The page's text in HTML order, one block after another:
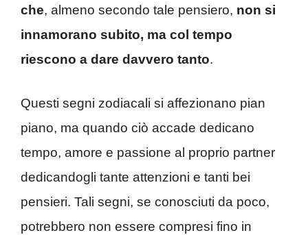
che, almeno secondo tale pensiero, non si
innamorano subito, ma col tempo
riescono a dare davvero tanto.
Questi segni zodiacali si affezionano pian
piano, ma quando ciò accade dedicano
tempo, amore e passione al proprio partner
dedicandogli tante attenzioni e tanti bei
pensieri. Tali segni, se conosciuti da poco,
potrebbero non essere compresi fino in